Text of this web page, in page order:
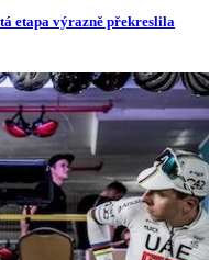
etapa výrazně překreslila